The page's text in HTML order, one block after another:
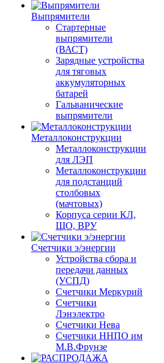
Выпрямители
Стартерные
выпрямители
(ВАСТ)
Зарядные устройства
для тяговых
аккумуляторных
батарей
Гальванические
выпрямители
Металлоконструкции
Металлоконструкции
для ЛЭП
Металлоконструкции
для подстанций
столбовых
(мачтовых)
Корпуса серии КЛ,
ЩО, ВРУ
Счетчики э/энергии
Устройства сбора и
передачи данных
(УСПД)
Счетчики Меркурий
Счетчики
Лэнэлектро
Счетчики Нева
Счетчики ННПО им
М.В.Фрунзе